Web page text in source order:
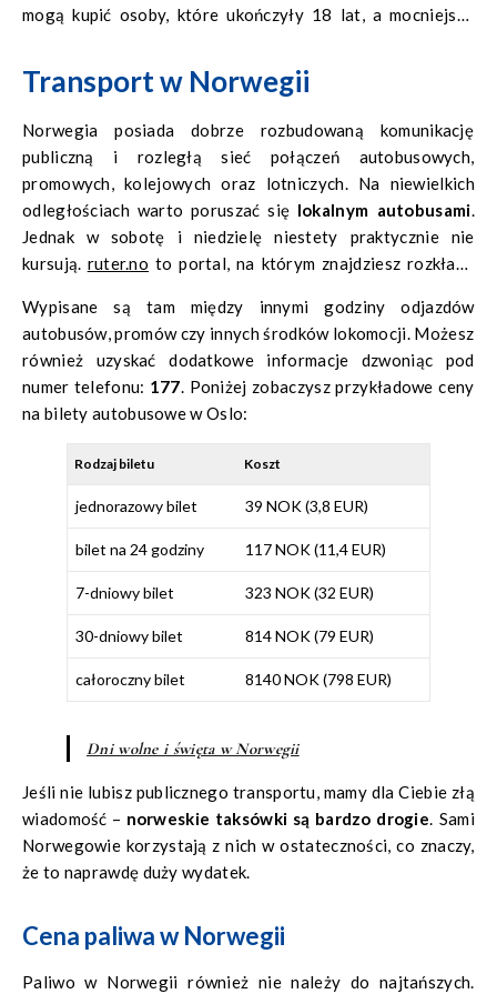
mogą kupić osoby, które ukończyły 18 lat, a mocniejsze
Transport w Norwegii
Norwegia posiada dobrze rozbudowaną komunikację
publiczną i rozległą sieć połączeń autobusowych,
promowych, kolejowych oraz lotniczych. Na niewielkich
odległościach warto poruszać się lokalnym autobusami.
Jednak w sobotę i niedzielę niestety praktycznie nie
kursują. ruter.no to portal, na którym znajdziesz rozkłady
Wypisane są tam między innymi godziny odjazdów
autobusów, promów czy innych środków lokomocji. Możesz
również uzyskać dodatkowe informacje dzwoniąc pod
numer telefonu: 177. Poniżej zobaczysz przykładowe ceny
na bilety autobusowe w Oslo:
Rodzaj biletu Koszt
jednorazowy bilet 39 NOK (3,8 EUR)
bilet na 24 godziny 117 NOK (11,4 EUR)
7-dniowy bilet 323 NOK (32 EUR)
30-dniowy bilet 814 NOK (79 EUR)
całoroczny bilet 8140 NOK (798 EUR)
Dni wolne i święta w Norwegii
Jeśli nie lubisz publicznego transportu, mamy dla Ciebie złą
wiadomość – norweskie taksówki są bardzo drogie. Sami
Norwegowie korzystają z nich w ostateczności, co znaczy,
że to naprawdę duży wydatek.
Cena paliwa w Norwegii
Paliwo w Norwegii również nie należy do najtańszych.